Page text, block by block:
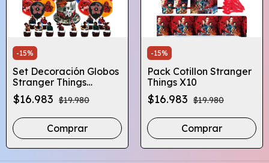
-15%
Set Decoración Globos
Stranger Things
Cumpleaños
Globifiesta
$16.983 $19.980
-15%
Pack Cotillon Stranger
Things X10
$16.983 $19.980
Comprar